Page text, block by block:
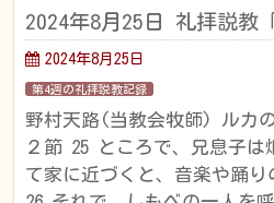
2024年8月25日 礼拝説教
2024年8月25日
第4週の礼拝説教記録
野村天路(当教会牧師) ルカ
２節 25 ところで、兄息子は
て家に近づくと、音楽や踊り